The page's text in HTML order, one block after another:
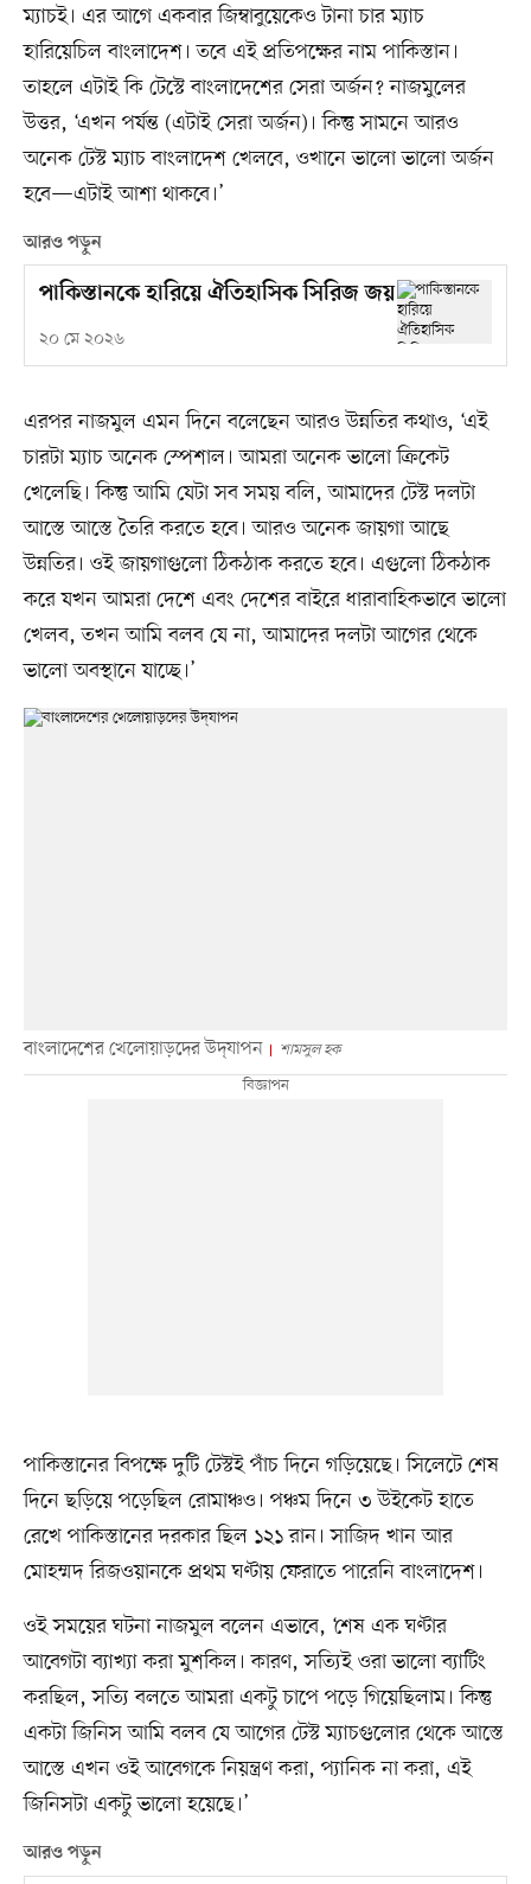
ম্যাচই। এর আগে একবার জিম্বাবুয়েকেও টানা চার ম্যাচ
হারিয়েচিল বাংলাদেশ। তবে এই প্রতিপক্ষের নাম পাকিস্তান।
তাহলে এটাই কি টেস্টে বাংলাদেশের সেরা অর্জন? নাজমুলের
উত্তর, ‘এখন পর্যন্ত (এটাই সেরা অর্জন)। কিন্তু সামনে আরও
অনেক টেস্ট ম্যাচ বাংলাদেশ খেলবে, ওখানে ভালো ভালো অর্জন
হবে—এটাই আশা থাকবে।’
আরও পড়ুন
পাকিস্তানকে হারিয়ে ঐতিহাসিক সিরিজ জয়
২০ মে ২০২৬
এরপর নাজমুল এমন দিনে বলেছেন আরও উন্নতির কথাও, ‘এই
চারটা ম্যাচ অনেক স্পেশাল। আমরা অনেক ভালো ক্রিকেট
খেলেছি। কিন্তু আমি যেটা সব সময় বলি, আমাদের টেস্ট দলটা
আস্তে আস্তে তৈরি করতে হবে। আরও অনেক জায়গা আছে
উন্নতির। ওই জায়গাগুলো ঠিকঠাক করতে হবে। এগুলো ঠিকঠাক
করে যখন আমরা দেশে এবং দেশের বাইরে ধারাবাহিকভাবে ভালো
খেলব, তখন আমি বলব যে না, আমাদের দলটা আগের থেকে
ভালো অবস্থানে যাচ্ছে।’
বাংলাদেশের খেলোয়াড়দের উদ্‌যাপন শামসুল হক
পাকিস্তানের বিপক্ষে দুটি টেস্টই পাঁচ দিনে গড়িয়েছে। সিলেটে শেষ
দিনে ছড়িয়ে পড়েছিল রোমাঞ্চও। পঞ্চম দিনে ৩ উইকেট হাতে
রেখে পাকিস্তানের দরকার ছিল ১২১ রান। সাজিদ খান আর
মোহম্মদ রিজওয়ানকে প্রথম ঘণ্টায় ফেরাতে পারেনি বাংলাদেশ।
ওই সময়ের ঘটনা নাজমুল বলেন এভাবে, ‘শেষ এক ঘণ্টার
আবেগটা ব্যাখ্যা করা মুশকিল। কারণ, সত্যিই ওরা ভালো ব্যাটিং
করছিল, সত্যি বলতে আমরা একটু চাপে পড়ে গিয়েছিলাম। কিন্তু
একটা জিনিস আমি বলব যে আগের টেস্ট ম্যাচগুলোর থেকে আস্তে
আস্তে এখন ওই আবেগকে নিয়ন্ত্রণ করা, প্যানিক না করা, এই
জিনিসটা একটু ভালো হয়েছে।’
আরও পড়ুন